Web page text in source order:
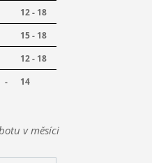
12 - 18
15 - 18
12 - 18
- 14
v měsíci